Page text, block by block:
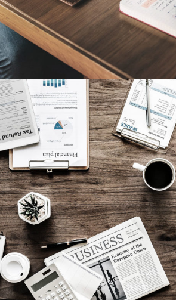
Privacy Matter
Financial